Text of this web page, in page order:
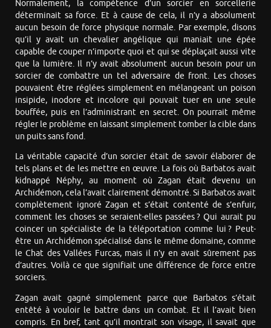
Normalement, la compétence d’un sorcier en sorcellerie
déterminait sa force. Et à cause de cela, il n’y a absolument
aucun besoin de force physique normale. Par exemple, disons
qu’il y avait un chevalier angélique qui maniait une épée
capable de couper n’importe quoi et qui se déplaçait aussi vite
que la lumière. Il n’y avait absolument aucun besoin pour un
sorcier de combattre un tel adversaire de front. Les choses
pouvaient être réglées simplement en mélangeant un poison
insipide, inodore et incolore qui pouvait tuer en une seule
bouffée, puis en l’administrant en secret. On pourrait même
régler le problème en laissant simplement tomber la cible dans
un puits sans fond.
La véritable capacité d’un sorcier était de savoir élaborer de
tels plans et de les mettre en œuvre. La fois où Barbatos avait
kidnappé Néphy, au moment où Zagan était devenu un
Archidémon, cela l’avait clairement démontré. Si Barbatos avait
complètement ignoré Zagan et s’était contenté de s’enfuir,
comment les choses se seraient-elles passées ? Qui aurait pu
coincer un spécialiste de la téléportation comme lui ? Peut-
être un Archidémon spécialisé dans le même domaine, comme
le Chat des Vallées Furcas, mais il n’y en avait sûrement pas
d’autres. Voilà ce que signifiait une différence de force entre
sorciers.
Zagan avait gagné simplement parce que Barbatos s’était
entêté à vouloir le battre dans un combat. Et il l’avait bien
compris. En bref, tant qu’il montrait son visage, il savait que